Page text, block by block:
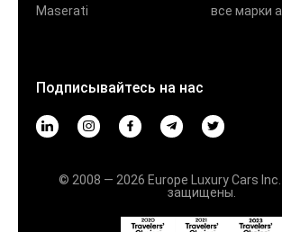
Maserati
все марки
Подписывайтесь на нас
© 2008 — 2026 Europe Luxury Cars
защищены.